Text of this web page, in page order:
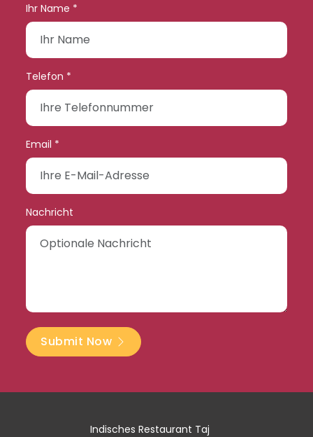
Ihr Name *
Telefon *
Email *
Nachricht
Submit Now
Indisches Restaurant Taj